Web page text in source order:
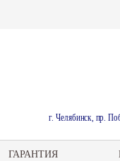
г. Челябинск, пр.
ГАРАНТИЯ